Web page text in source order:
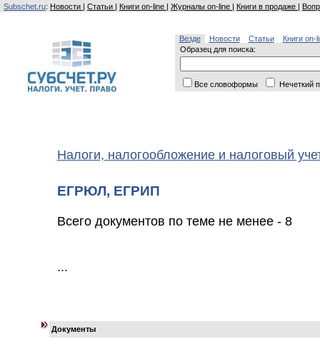
Subschet.ru: Новости | Статьи | Книги on-line | Журналы on-line | Книги в продаже |
Везде Новости Статьи
Книги on-
Образец для поиска:
Все словоформы Нечеткий
Налоги, налогообложение и налоговый
ЕГРЮЛ, ЕГРИП
Всего документов по теме не менее - 8
...
Документы